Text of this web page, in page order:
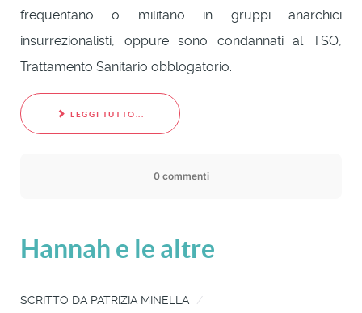
frequentano o militano in gruppi anarchici
insurrezionalisti, oppure sono condannati al TSO,
Trattamento Sanitario obblogatorio.
LEGGI TUTTO...
0 commenti
Hannah e le altre
SCRITTO DA PATRIZIA MINELLA